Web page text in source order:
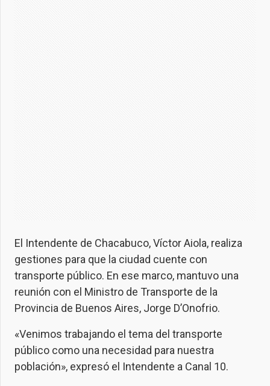
El Intendente de Chacabuco, Víctor Aiola, realiza
gestiones para que la ciudad cuente con
transporte público. En ese marco, mantuvo una
reunión con el Ministro de Transporte de la
Provincia de Buenos Aires, Jorge D’Onofrio.
«Venimos trabajando el tema del transporte
público como una necesidad para nuestra
población», expresó el Intendente a Canal 10.